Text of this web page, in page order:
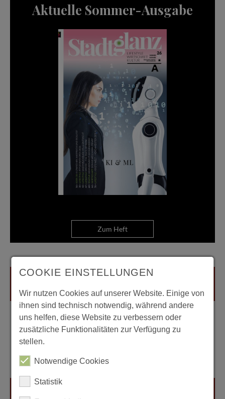
Aktuelle Sommer-Ausgabe
Zum Heft
COOKIE EINSTELLUNGEN
Wir nutzen Cookies auf unserer Website. Einige von
ihnen sind technisch notwendig, während andere
uns helfen, diese Website zu verbessern oder
zusätzliche Funktionalitäten zur Verfügung zu
stellen.
Notwendige Cookies
Statistik